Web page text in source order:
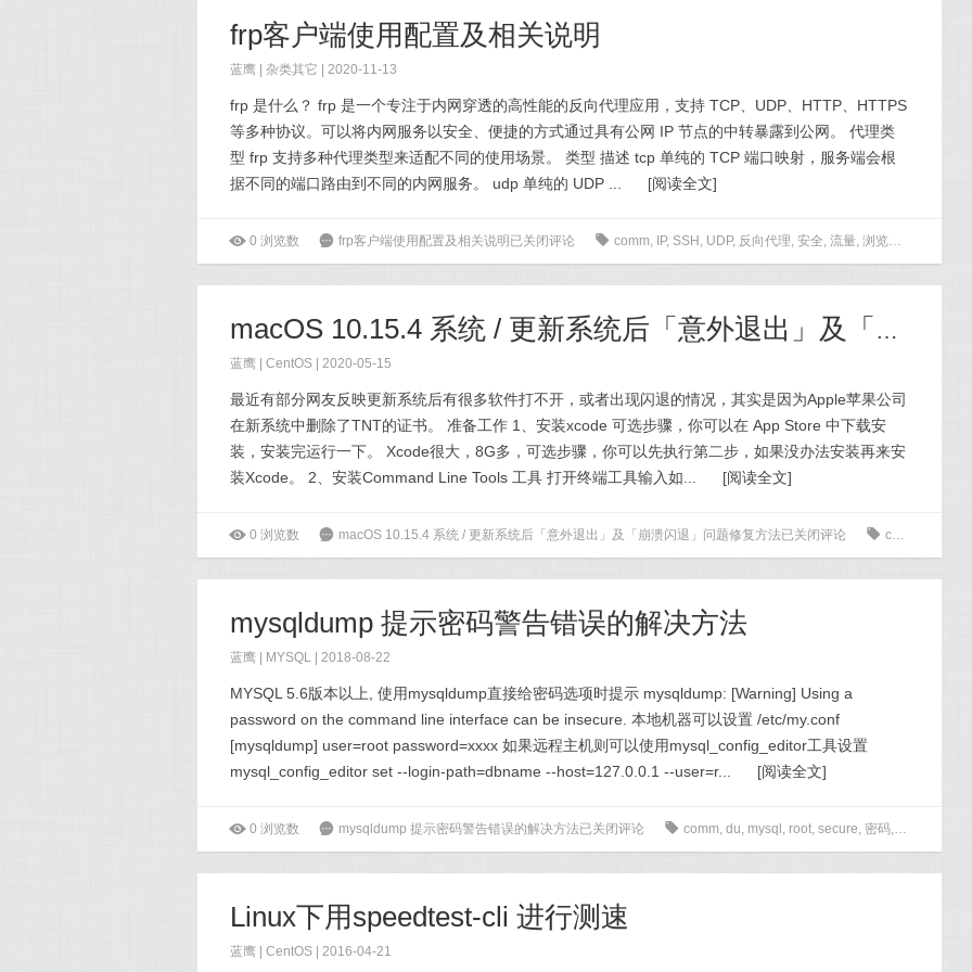
frp客户端使用配置及相关说明
蓝鹰 | 杂类其它 | 2020-11-13
frp 是什么？ frp 是一个专注于内网穿透的高性能的反向代理应用，支持 TCP、UDP、HTTP、HTTPS
等多种协议。可以将内网服务以安全、便捷的方式通过具有公网 IP 节点的中转暴露到公网。 代理类
型 frp 支持多种代理类型来适配不同的使用场景。 类型 描述 tcp 单纯的 TCP 端口映射，服务端会根
据不同的端口路由到不同的内网服务。 udp 单纯的 UDP ...
[阅读全文]
ė 0 浏览数 6 frp客户端使用配置及相关说明 已关闭评论 0 comm, IP, SSH , UDP, 反向代理, 安全, 流量, 浏览器
macOS 10.15.4 系统 / 更新系统后「意外退出」及「崩溃闪退」问题修复方法
蓝鹰 | CentOS | 2020-05-15
最近有部分网友反映更新系统后有很多软件打不开，或者出现闪退的情况，其实是因为Apple苹果公司
在新系统中删除了TNT的证书。 准备工作 1、安装xcode 可选步骤，你可以在 App Store 中下载安
装，安装完运行一下。 Xcode很大，8G多，可选步骤，你可以先执行第二步，如果没办法安装再来安
装Xcode。 2、安装Command Line Tools 工具 打开终端工具输入如...
[阅读全文]
ė 0 浏览数 6 macOS 10.15.4 系统 / 更新系统后「意外退出」及「崩溃闪退」问题修复方法已关闭评论 0 comm
mysqldump 提示密码警告错误的解决方法
蓝鹰 | MYSQL | 2018-08-22
MYSQL 5.6版本以上, 使用mysqldump直接给密码选项时提示 mysqldump: [Warning] Using a
password on the command line interface can be insecure. 本地机器可以设置 /etc/my.conf
[mysqldump] user=root password=xxxx 如果远程主机则可以使用mysql_config_editor工具设置
mysql_config_editor set --login-path=dbname --host=127.0.0.1 --user=r...
[阅读全文]
ė 0 浏览数 6 mysqldump 提示密码警告错误的解决方法已关闭评论 0 comm, du, mysql , root, secure, 密码, 测试
Linux下用speedtest-cli 进行测速
蓝鹰 | CentOS | 2016-04-21